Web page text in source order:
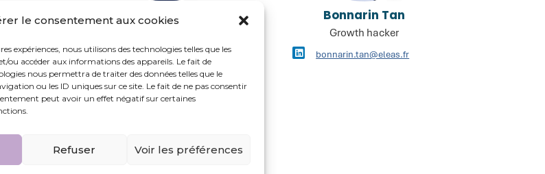
le consentement aux cookies
expériences, nous utilisons des technologies telles que les
ou accéder aux informations des appareils. Le fait de
nous permettra de traiter des données telles que le
ou les ID uniques sur ce site. Le fait de ne pas consentir
peut avoir un effet négatif sur certaines
Refuser Voir les préférences
Antoine Paris
antoine.paris@eleas.fr
Bonnarin Tan
Growth hacker
bonnarin.tan@eleas.fr